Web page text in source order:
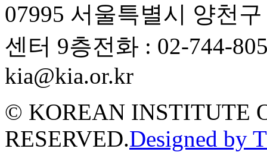
07995 서울특별시 양천
센터 9층전화 : 02-744-
kia@kia.or.kr
© KOREAN INSTITUTE
RESERVED.Designed by